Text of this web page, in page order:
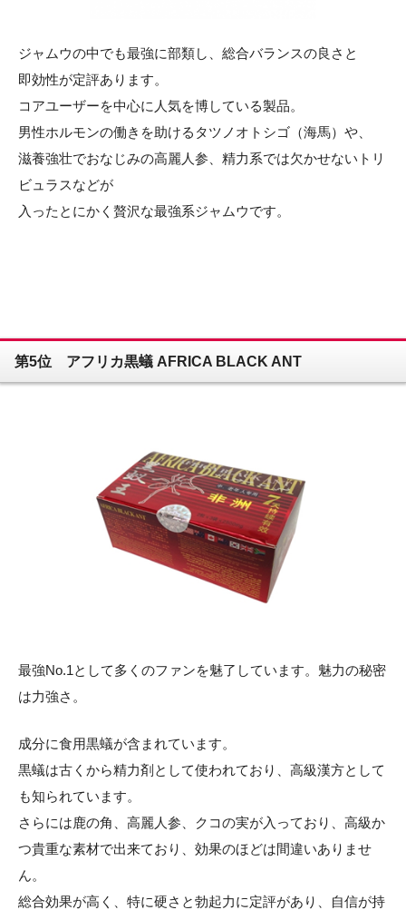
ジャムウの中でも最強に部類し、総合バランスの良さと
即効性が定評あります。
コアユーザーを中心に人気を博している製品。
男性ホルモンの働きを助けるタツノオトシゴ（海馬）や、
滋養強壮でおなじみの高麗人参、精力系では欠かせないトリ
ビュラスなどが
入ったとにかく贅沢な最強系ジャムウです。
第5位 アフリカ黒蟻 AFRICA BLACK ANT
最強No.1として多くのファンを魅了しています。魅力の秘密
は力強さ。
成分に食用黒蟻が含まれています。
黒蟻は古くから精力剤として使われており、高級漢方として
も知られています。
さらには鹿の角、高麗人参、クコの実が入っており、高級か
つ貴重な素材で出来ており、効果のほどは間違いありませ
ん。
総合効果が高く、特に硬さと勃起力に定評があり、自信が持